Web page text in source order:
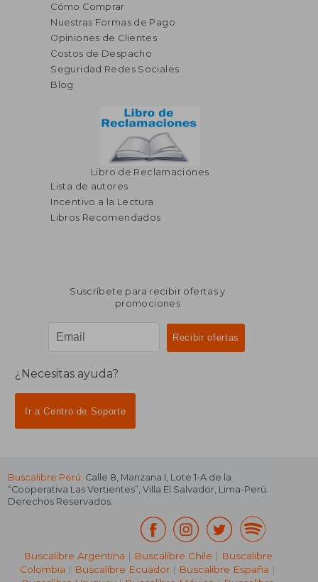
Cómo Comprar
Nuestras Formas de Pago
Opiniones de Clientes
Costos de Despacho
Seguridad Redes Sociales
Blog
Libro de Reclamaciones
Lista de autores
Incentivo a la Lectura
Libros Recomendados
Suscríbete para recibir ofertas y
promociones
¿Necesitas ayuda?
Ir a Centro de Soporte
Buscalibre Perú. Calle 8, Manzana I, Lote 1-A de la
“Cooperativa Las Vertientes”, Villa El Salvador, Lima-Perú.
Derechos Reservados.
Buscalibre Argentina | Buscalibre Chile | Buscalibre
Colombia | Buscalibre Ecuador | Buscalibre España |